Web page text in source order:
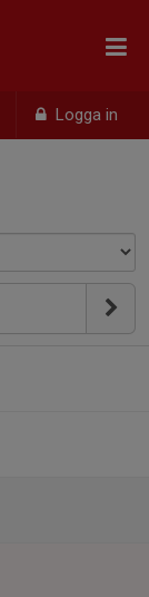
Logga in